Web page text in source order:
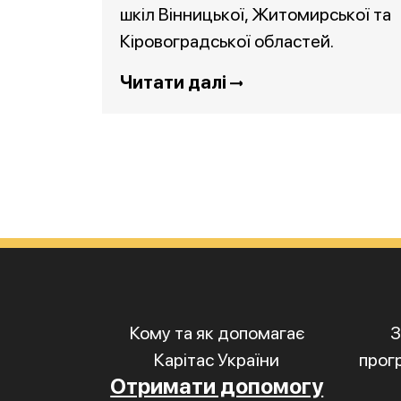
шкіл Вінницької, Житомирської та
Кіровоградської областей.
Читати далі
Кому та як допомагає
Карітас України
Отримати допомогу